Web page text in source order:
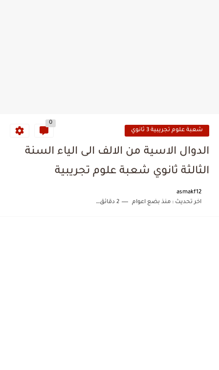
شعبة علوم تجريبية 3 ثانوي
0
الدوال الاسية من الالف الى الياء السنة
الثالثة ثانوي شعبة علوم تجريبية
asmakf12
اخر تحديث :منذ بضع اعوام 2 دقائق للقراءة